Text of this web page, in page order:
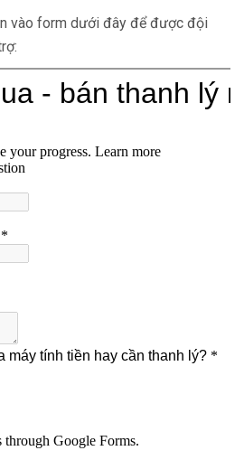
vào form dưới đây để được đội